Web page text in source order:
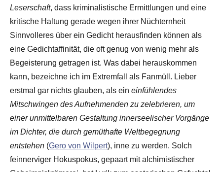
Leserschaft, dass kriminalistische Ermittlungen und eine
kritische Haltung gerade wegen ihrer Nüchternheit
Sinnvolleres über ein Gedicht herausfinden können als
eine Gedichtaffinität, die oft genug von wenig mehr als
Begeisterung getragen ist. Was dabei herauskommen
kann, bezeichne ich im Extremfall als Fanmüll. Lieber
erstmal gar nichts glauben, als ein einfühlendes
Mitschwingen des Aufnehmenden zu zelebrieren, um
einer unmittelbaren Gestaltung innerseelischer Vorgänge
im Dichter, die durch gemüthafte Weltbegegnung
entstehen (Gero von Wilpert), inne zu werden. Solch
feinnerviger Hokuspokus, gepaart mit alchimistischer